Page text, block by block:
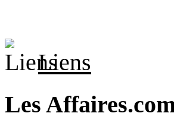
Liens
Les